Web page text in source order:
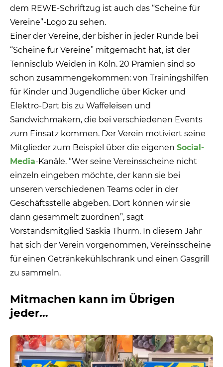
dem REWE-Schriftzug ist auch das “Scheine für
Vereine”-Logo zu sehen.
Einer der Vereine, der bisher in jeder Runde bei
“Scheine für Vereine” mitgemacht hat, ist der
Tennisclub Weiden in Köln. 20 Prämien sind so
schon zusammengekommen: von Trainingshilfen
für Kinder und Jugendliche über Kicker und
Elektro-Dart bis zu Waffeleisen und
Sandwichmakern, die bei verschiedenen Events
zum Einsatz kommen. Der Verein motiviert seine
Mitglieder zum Beispiel über die eigenen Social-
Media-Kanäle. “Wer seine Vereinsscheine nicht
einzeln eingeben möchte, der kann sie bei
unseren verschiedenen Teams oder in der
Geschäftsstelle abgeben. Dort können wir sie
dann gesammelt zuordnen”, sagt
Vorstandsmitglied Saskia Thurm. In diesem Jahr
hat sich der Verein vorgenommen, Vereinsscheine
für einen Getränkekühlschrank und einen Gasgrill
zu sammeln.
Mitmachen kann im Übrigen
jeder…